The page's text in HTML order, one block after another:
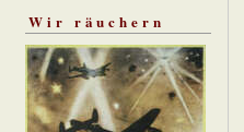
Wir räuchern